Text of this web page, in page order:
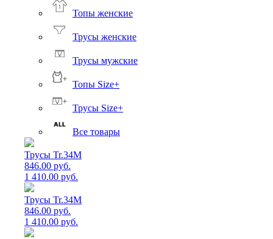
Топы женские
Трусы женские
Трусы мужские
Топы Size+
Трусы Size+
Все товары
Трусы Tr.34M
846.00 руб.
1 410.00 руб.
Трусы Tr.34M
846.00 руб.
1 410.00 руб.